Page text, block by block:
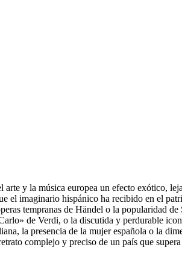
y la música europea un efecto exótico,
el imaginario hispánico ha recibido en el
tempranas de Händel o la popularidad
de Verdi, o la discutida y perdurable
la presencia de la mujer española o la
complejo y preciso de un país que